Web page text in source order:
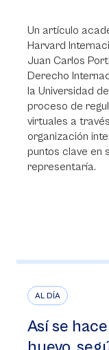
Un artículo
Harvard
Juan Carlos
Derecho
la Universidad
proceso de
virtuales a
organización
puntos clave en
representaría.
AL DÍA
Así se